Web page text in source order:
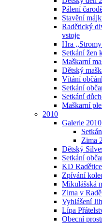
Pálení
Stavění
Radětický
vstoje
Hra
Setkání žen
Maškarní
Dětský
Vítání
Setkání
Setkání
Maškarní
2010
Galerie 2010
Zima
Dětský
Setkání
KD
Zpívání
Mikulášská
Zima v
Vyhlášení
Lípa
Obecní